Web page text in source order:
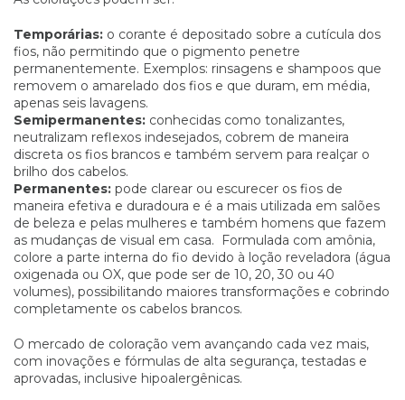
Temporárias: o corante é depositado sobre a cutícula dos
fios, não permitindo que o pigmento penetre
permanentemente. Exemplos: rinsagens e shampoos que
removem o amarelado dos fios e que duram, em média,
apenas seis lavagens.
Semipermanentes: conhecidas como tonalizantes,
neutralizam reflexos indesejados, cobrem de maneira
discreta os fios brancos e também servem para realçar o
brilho dos cabelos.
Permanentes: pode clarear ou escurecer os fios de
maneira efetiva e duradoura e é a mais utilizada em salões
de beleza e pelas mulheres e também homens que fazem
as mudanças de visual em casa. Formulada com amônia,
colore a parte interna do fio devido à loção reveladora (água
oxigenada ou OX, que pode ser de 10, 20, 30 ou 40
volumes), possibilitando maiores transformações e cobrindo
completamente os cabelos brancos.
O mercado de coloração vem avançando cada vez mais,
com inovações e fórmulas de alta segurança, testadas e
aprovadas, inclusive hipoalergênicas.